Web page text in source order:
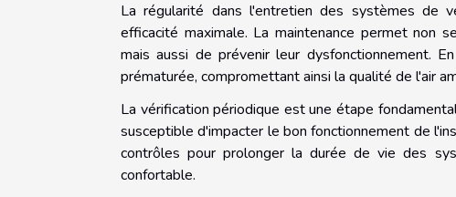
La régularité dans l'entretien des systèmes de
efficacité maximale. La maintenance permet non
mais aussi de prévenir leur dysfonctionnement.
prématurée, compromettant ainsi la qualité de l'air
La vérification périodique est une étape
susceptible d'impacter le bon fonctionnement de
contrôles pour prolonger la durée de vie des
confortable.